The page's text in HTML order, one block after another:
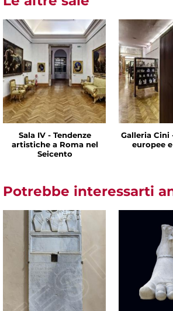
Sala IV - Tendenze
artistiche a Roma nel
Seicento
Galleria Cini
europee
Potrebbe interessarti